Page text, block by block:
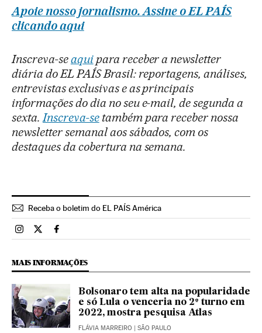
Apoie nosso jornalismo. Assine o EL PAÍS
clicando aqui
Inscreva-seaquipara receber a newsletter
diária do EL PAÍS Brasil: reportagens, análises,
entrevistas exclusivas e as principais
informações do dia no seu e-mail, de segunda a
sexta.Inscreva-setambém para receber nossa
newsletter semanal aos sábados, com os
destaques da cobertura na semana.
Receba o boletim do EL PAÍS América
Brasil El País Brasil en Instagram
Brasil El País Brasil en Twitter
Brasil El País Brasil en Facebook
MAIS INFORMAÇÕES
Bolsonaro tem alta na popularidade
e só Lula o venceria no 2º turno em
2022, mostra pesquisa Atlas
FLÁVIA MARREIRO | SÃO PAULO